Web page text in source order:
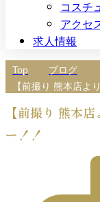
コスチ
アクセ
求人情報
Top
ブログ
【前撮り 熊本店よ
【前撮り 熊本
ー！！